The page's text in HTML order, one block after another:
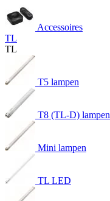
Accessoires
TL
TL
T5 lampen
T8 (TL-D) lampen
Mini lampen
TL LED